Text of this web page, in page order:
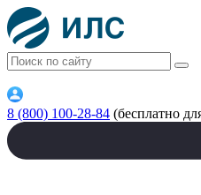
8 (800) 100-28-84 (бесплатно